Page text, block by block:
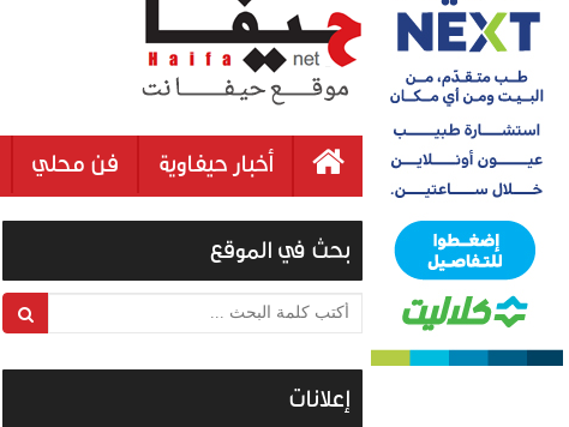
أخبار حيفاوية فن محلي
بحث في الموقع
أكتب كلمة البحث ...
إعلانات